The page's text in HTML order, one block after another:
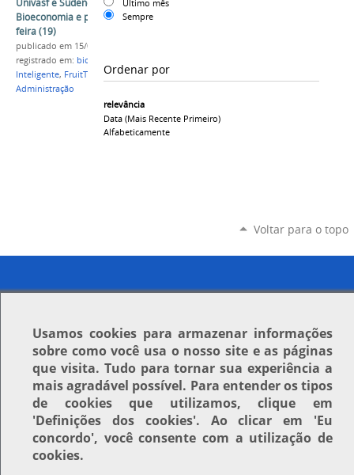
Último mês
Sempre
Ordenar por
relevância
Data (mais Recente Primeiro)
Alfabeticamente
Univasf e Sudene lançam Rede Impacta
Bioeconomia e projeto FruitTech na segunda-
feira (19)
publicado em 15/02/2024
registrado em: bioeconomia
Inteligente, FruitTech ,Rede Impacta,Farmácia
Administração
Voltar para o topo
Usamos cookiespara armazenar informações
sobre como você usa o nosso site e as páginas
que visita. Tudo para tornar sua experiência a
mais agradável possível. Para entender os tipos
de cookies que utilizamos, clique em
'Definições dos cookies'. Ao clicar em 'Eu
concordo', você consente com a utilização de
cookies.